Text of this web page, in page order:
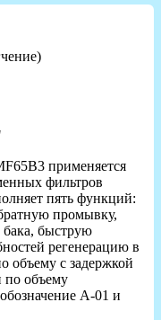
применяется
фильтров
пять функций:
промывку,
бака, быструю
регенерацию в
объему с задержкой
по объему
А-01 и